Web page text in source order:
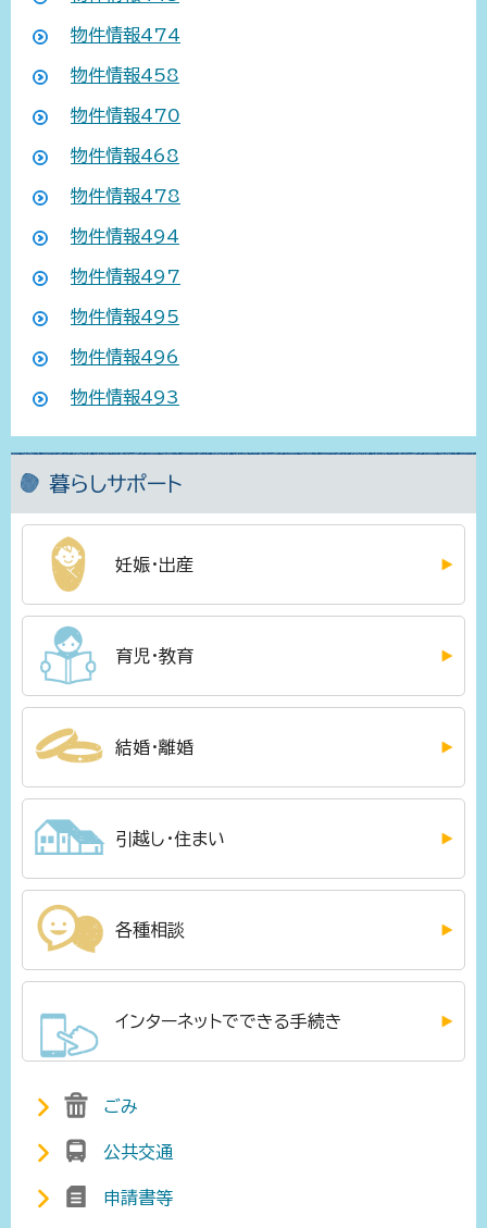
物件情報474
物件情報458
物件情報470
物件情報468
物件情報478
物件情報494
物件情報497
物件情報495
物件情報496
物件情報493
暮らしサポート
妊娠・出産
育児・教育
結婚・離婚
引越し・住まい
各種相談
インターネットでできる手続き
ごみ
公共交通
申請書等